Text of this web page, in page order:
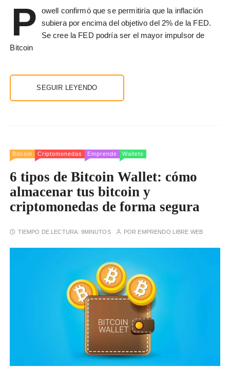
P
owell confirmó que se permitiría que la inflación
subiera por encima del objetivo del 2% de la FED.
Se cree la FED podría ser el mayor impulsor de
Bitcoin
SEGUIR LEYENDO
Bitcoin Criptomonedas Emprende Wallets
6 tipos de Bitcoin Wallet: cómo
almacenar tus bitcoin y
criptomonedas de forma segura
TIEMPO DE LECTURA: 9MINUTOS POR EMPRENDO LIBRE WEB